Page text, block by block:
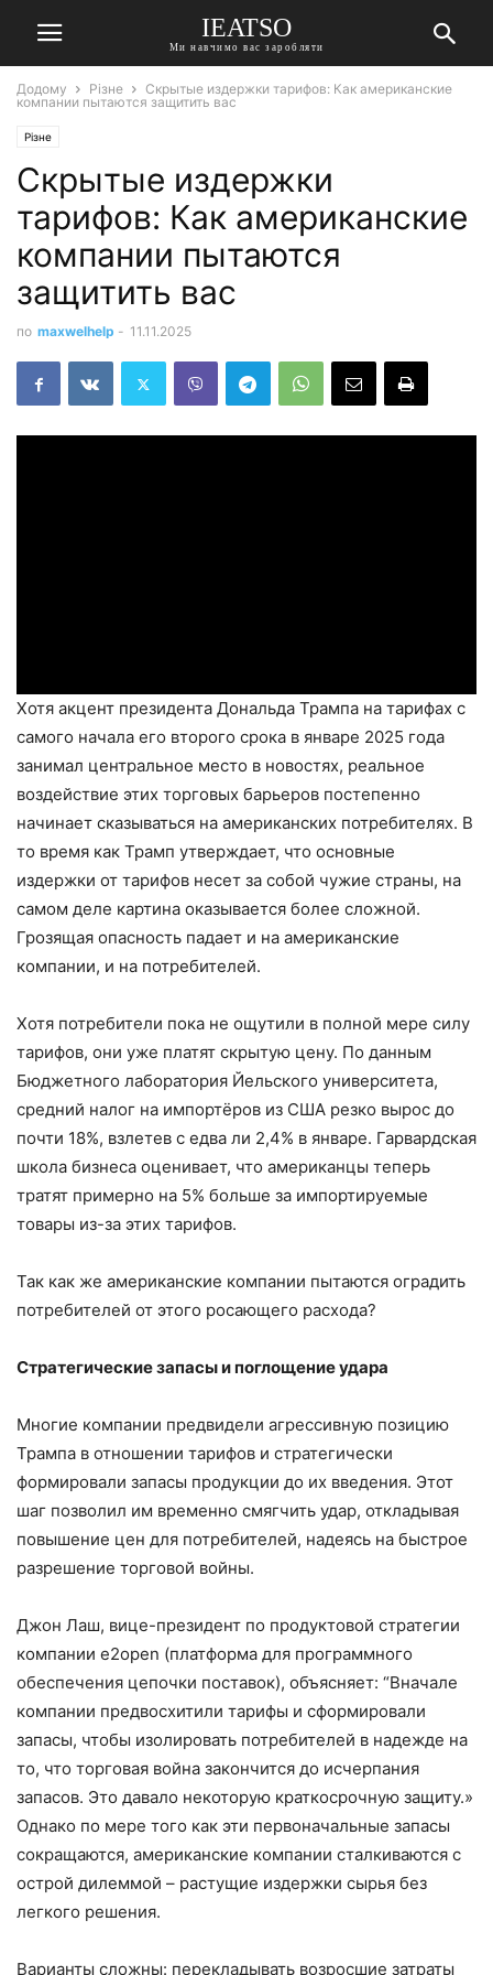
IEATSO
Ми навчимо вас заробляти
Додому Різне
Скрытые издержки тарифов: Как американские
компании пытаются защитить вас
Різне
Скрытые издержки
тарифов: Как американские
компании пытаются
защитить вас
по maxwelhelp - 11.11.2025
Хотя акцент президента Дональда Трампа на тарифах с
самого начала его второго срока в январе 2025 года
занимал центральное место в новостях, реальное
воздействие этих торговых барьеров постепенно
начинает сказываться на американских потребителях. В
то время как Трамп утверждает, что основные
издержки от тарифов несет за собой чужие страны, на
самом деле картина оказывается более сложной.
Грозящая опасность падает и на американские
компании, и на потребителей.
Хотя потребители пока не ощутили в полной мере силу
тарифов, они уже платят скрытую цену. По данным
Бюджетного лаборатория Йельского университета,
средний налог на импортёров из США резко вырос до
почти 18%, взлетев с едва ли 2,4% в январе. Гарвардская
школа бизнеса оценивает, что американцы теперь
тратят примерно на 5% больше за импортируемые
товары из-за этих тарифов.
Так как же американские компании пытаются оградить
потребителей от этого росaющего расхода?
Стратегические запасы и поглощение удара
Многие компании предвидели агрессивную позицию
Трампа в отношении тарифов и стратегически
формировали запасы продукции до их введения. Этот
шаг позволил им временно смягчить удар, откладывая
повышение цен для потребителей, надеясь на быстрое
разрешение торговой войны.
Джон Лаш, вице-президент по продуктовой стратегии
компании e2open (платформа для программного
обеспечения цепочки поставок), объясняет: “Вначале
компании предвосхитили тарифы и сформировали
запасы, чтобы изолировать потребителей в надежде на
то, что торговая война закончится до исчерпания
запасов. Это давало некоторую краткосрочную защиту.»
Однако по мере того как эти первоначальные запасы
сокращаются, американские компании сталкиваются с
острой дилеммой – растущие издержки сырья без
легкого решения.
Варианты сложны: перекладывать возросшие затраты